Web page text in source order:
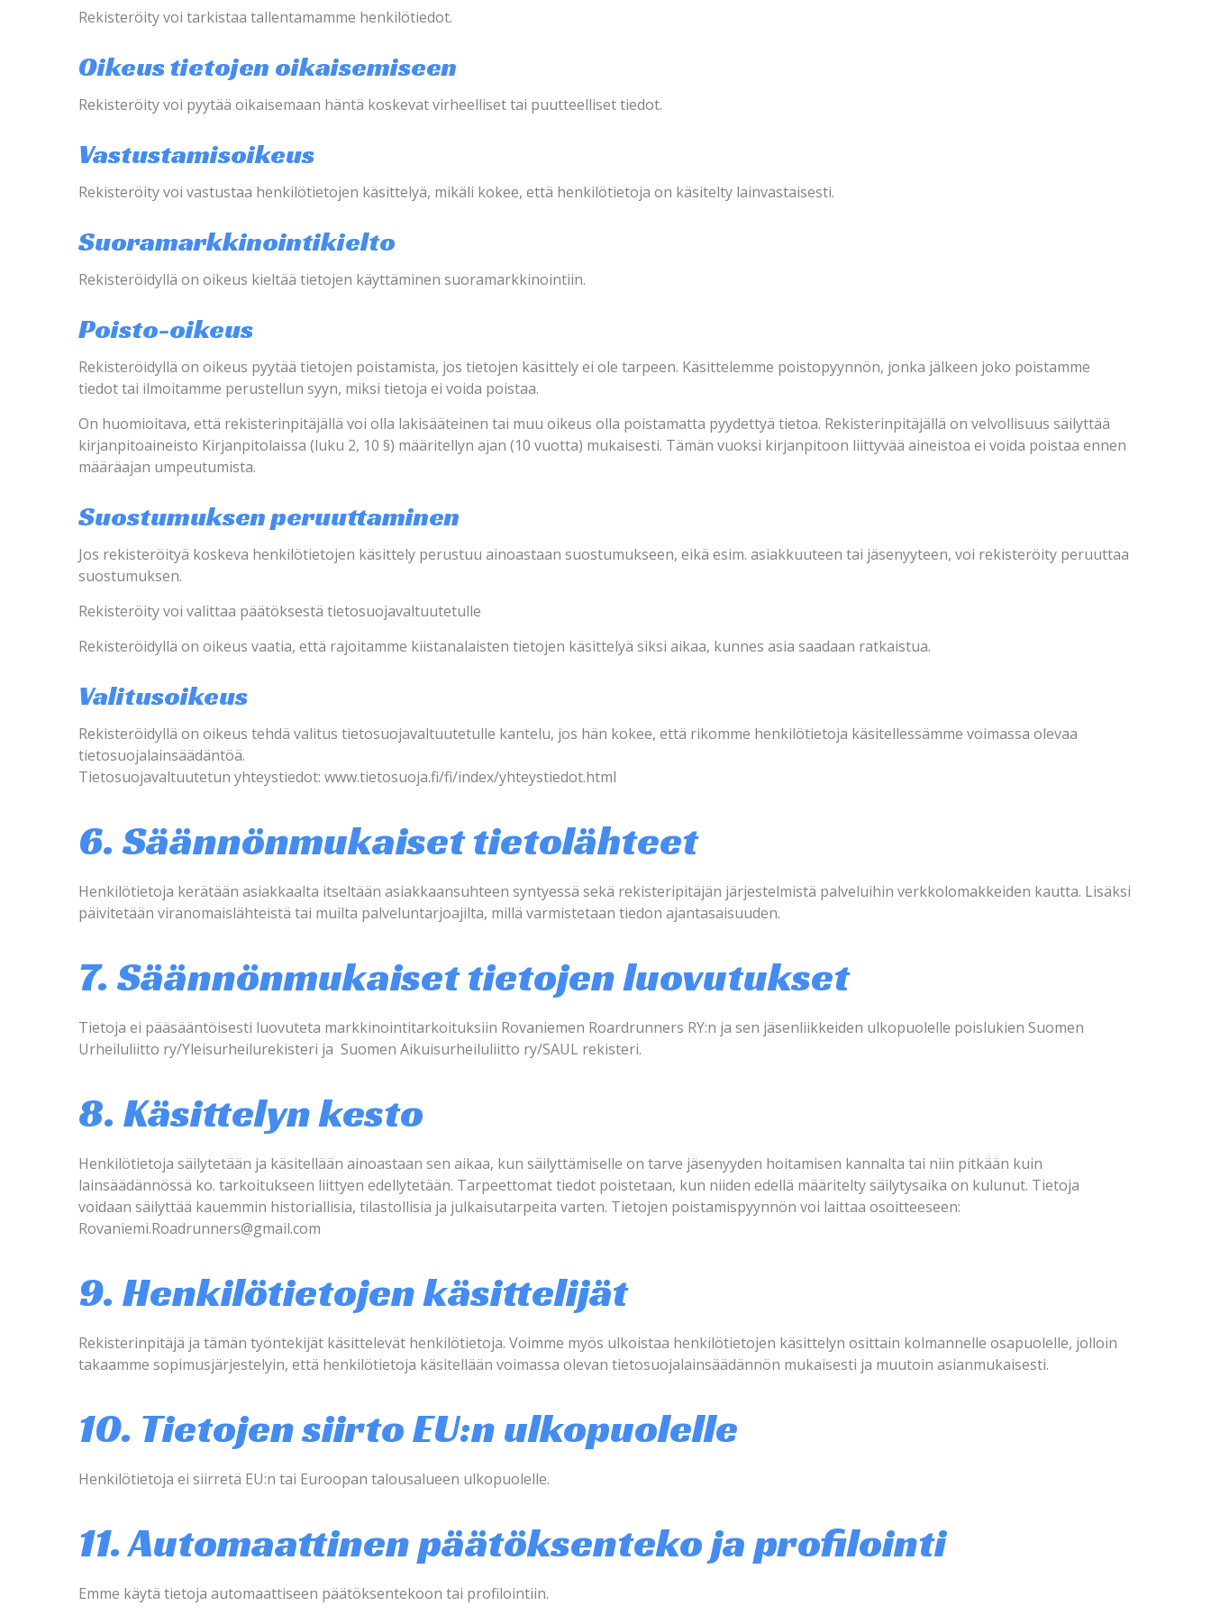
Rekisteröity voi tarkistaa tallentamamme henkilötiedot.
Oikeus tietojen oikaisemiseen
Rekisteröity voi pyytää oikaisemaan häntä koskevat virheelliset tai puutteelliset tiedot.
Vastustamisoikeus
Rekisteröity voi vastustaa henkilötietojen käsittelyä, mikäli kokee, että henkilötietoja on käsitelty lainvastaisesti.
Suoramarkkinointikielto
Rekisteröidyllä on oikeus kieltää tietojen käyttäminen suoramarkkinointiin.
Poisto-oikeus
Rekisteröidyllä on oikeus pyytää tietojen poistamista, jos tietojen käsittely ei ole tarpeen. Käsittelemme poistopyynnön, jonka jälkeen joko poistamme
tiedot tai ilmoitamme perustellun syyn, miksi tietoja ei voida poistaa.
On huomioitava, että rekisterinpitäjällä voi olla lakisääteinen tai muu oikeus olla poistamatta pyydettyä tietoa. Rekisterinpitäjällä on velvollisuus säilyttää
kirjanpitoaineisto Kirjanpitolaissa (luku 2, 10 §) määritellyn ajan (10 vuotta) mukaisesti. Tämän vuoksi kirjanpitoon liittyvää aineistoa ei voida poistaa ennen
määräajan umpeutumista.
Suostumuksen peruuttaminen
Jos rekisteröityä koskeva henkilötietojen käsittely perustuu ainoastaan suostumukseen, eikä esim. asiakkuuteen tai jäsenyyteen, voi rekisteröity peruuttaa
suostumuksen.
Rekisteröity voi valittaa päätöksestä tietosuojavaltuutetulle
Rekisteröidyllä on oikeus vaatia, että rajoitamme kiistanalaisten tietojen käsittelyä siksi aikaa, kunnes asia saadaan ratkaistua.
Valitusoikeus
Rekisteröidyllä on oikeus tehdä valitus tietosuojavaltuutetulle kantelu, jos hän kokee, että rikomme henkilötietoja käsitellessämme voimassa olevaa
tietosuojalainsäädäntöä.
Tietosuojavaltuutetun yhteystiedot: www.tietosuoja.fi/fi/index/yhteystiedot.html
6. Säännönmukaiset tietolähteet
Henkilötietoja kerätään asiakkaalta itseltään asiakkaansuhteen syntyessä sekä rekisteripitäjän järjestelmistä palveluihin verkkolomakkeiden kautta. Lisäksi
päivitetään viranomaislähteistä tai muilta palveluntarjoajilta, millä varmistetaan tiedon ajantasaisuuden.
7. Säännönmukaiset tietojen luovutukset
Tietoja ei pääsääntöisesti luovuteta markkinointitarkoituksiin Rovaniemen Roardrunners RY:n ja sen jäsenliikkeiden ulkopuolelle poislukien Suomen
Urheiluliitto ry/Yleisurheilurekisteri ja Suomen Aikuisurheiluliitto ry/SAUL rekisteri.
8. Käsittelyn kesto
Henkilötietoja säilytetään ja käsitellään ainoastaan sen aikaa, kun säilyttämiselle on tarve jäsenyyden hoitamisen kannalta tai niin pitkään kuin
lainsäädännössä ko. tarkoitukseen liittyen edellytetään. Tarpeettomat tiedot poistetaan, kun niiden edellä määritelty säilytysaika on kulunut. Tietoja
voidaan säilyttää kauemmin historiallisia, tilastollisia ja julkaisutarpeita varten. Tietojen poistamispyynnön voi laittaa osoitteeseen:
Rovaniemi.Roadrunners@gmail.com
9. Henkilötietojen käsittelijät
Rekisterinpitäjä ja tämän työntekijät käsittelevät henkilötietoja. Voimme myös ulkoistaa henkilötietojen käsittelyn osittain kolmannelle osapuolelle, jolloin
takaamme sopimusjärjestelyin, että henkilötietoja käsitellään voimassa olevan tietosuojalainsäädännön mukaisesti ja muutoin asianmukaisesti.
10. Tietojen siirto EU:n ulkopuolelle
Henkilötietoja ei siirretä EU:n tai Euroopan talousalueen ulkopuolelle.
11. Automaattinen päätöksenteko ja profilointi
Emme käytä tietoja automaattiseen päätöksentekoon tai profilointiin.